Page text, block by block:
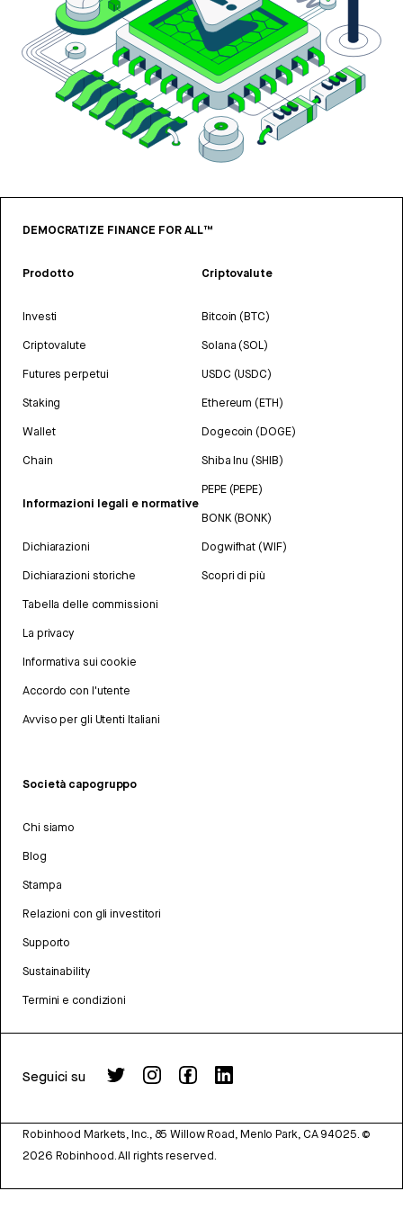
DEMOCRATIZE FINANCE FOR ALL™
Prodotto
Investi
Criptovalute
Futures perpetui
Staking
Wallet
Chain
Informazioni legali e normative
Dichiarazioni
Dichiarazioni storiche
Tabella delle commissioni
La privacy
Informativa sui cookie
Accordo con l'utente
Avviso per gli Utenti Italiani
Criptovalute
Bitcoin (BTC)
Solana (SOL)
USDC (USDC)
Ethereum (ETH)
Dogecoin (DOGE)
Shiba Inu (SHIB)
PEPE (PEPE)
BONK (BONK)
Dogwifhat (WIF)
Scopri di più
Società capogruppo
Chi siamo
Blog
Stampa
Relazioni con gli investitori
Supporto
Sustainability
Termini e condizioni
Seguici su
Robinhood Markets, Inc., 85 Willow Road, Menlo Park, CA 94025. ©
2026 Robinhood. All rights reserved.